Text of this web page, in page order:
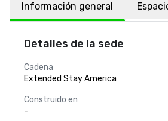
Información general
Detalles de la sede
Cadena
Extended Stay America
Construido en
-